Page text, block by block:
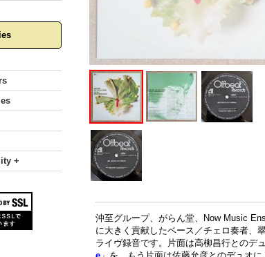
+
沖至グループ、がらん堂、Now Music
に大きく貢献したベース／チェロ奏者、
ライヴ録音です。片面は高柳昌行とのデ